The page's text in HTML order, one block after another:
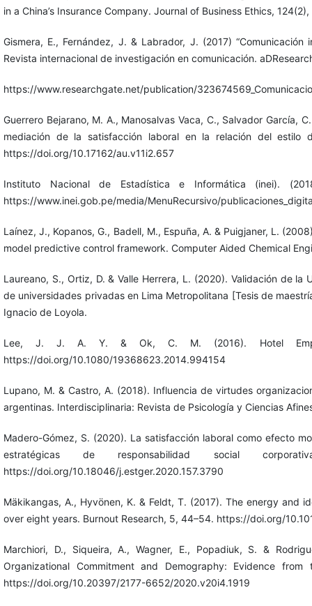
in a China’s Insurance Company. Journal of Business Ethics,
Gismera, E., Fernández, J. & Labrador, J. (2017)
Revista internacional de investigación en comunicación.
https://www.researchgate.net/publication/
Guerrero Bejarano, M. A., Manosalvas Vaca, C., Salvador García,
mediación de la satisfacción laboral en la relación del estilo
https://doi.org/10.17162/au.v11i2.657
Instituto Nacional de Estadística e Informática (inei).
https://www.inei.gob.pe/media/MenuRecursivo/
Laínez, J., Kopanos, G., Badell, M., Espuña, A. & Puigjaner, L.
model predictive control framework. Computer Aided Chemical
Laureano, S., Ortiz, D. & Valle Herrera, L. (2020). Validación de
de universidades privadas en Lima Metropolitana [Tesis de
Ignacio de Loyola.
Lee, J. J. A. Y. & Ok, C. M. (2016). Hotel
https://doi.org/10.1080/19368623.2014.994154
Lupano, M. & Castro, A. (2018). Influencia de virtudes
argentinas. Interdisciplinaria: Revista de Psicología y Ciencias
Madero-Gómez, S. (2020). La satisfacción laboral como efecto
estratégicas de responsabilidad social
https://doi.org/10.18046/j.estger.2020.157.3790
Mäkikangas, A., Hyvönen, K. & Feldt, T. (2017). The energy and
over eight years. Burnout Research, 5, 44–54. https://doi.org/
Marchiori, D., Siqueira, A., Wagner, E., Popadiuk, S. &
Organizational Commitment and Demography: Evidence
https://doi.org/10.20397/2177-6652/2020.v20i4.1919